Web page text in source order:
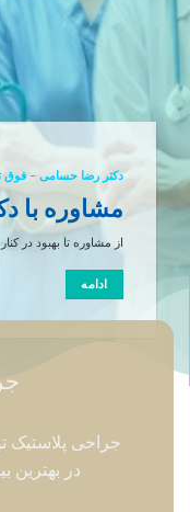
دکتر رضا حسامی –
مشاوره با
از مشاوره تا بهبود در
ادامه
جراحی
در بهترین